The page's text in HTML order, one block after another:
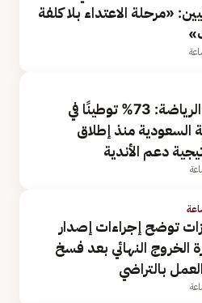
«مرحلة الاعتداء بلا كلفة
وزارة الرياضة: 73% توطينًا في
السعودية منذ إطلاق
دعم الأندية
توضح إجراءات إصدار
الخروج النهائي بعد فسخ
بالتراضي